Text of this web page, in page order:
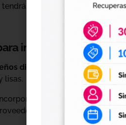
que adaptar el tamaño
impresión UV DTF
digitales para UV DTF,
lisas.
nuevas opciones a tu
habitual de impresión.